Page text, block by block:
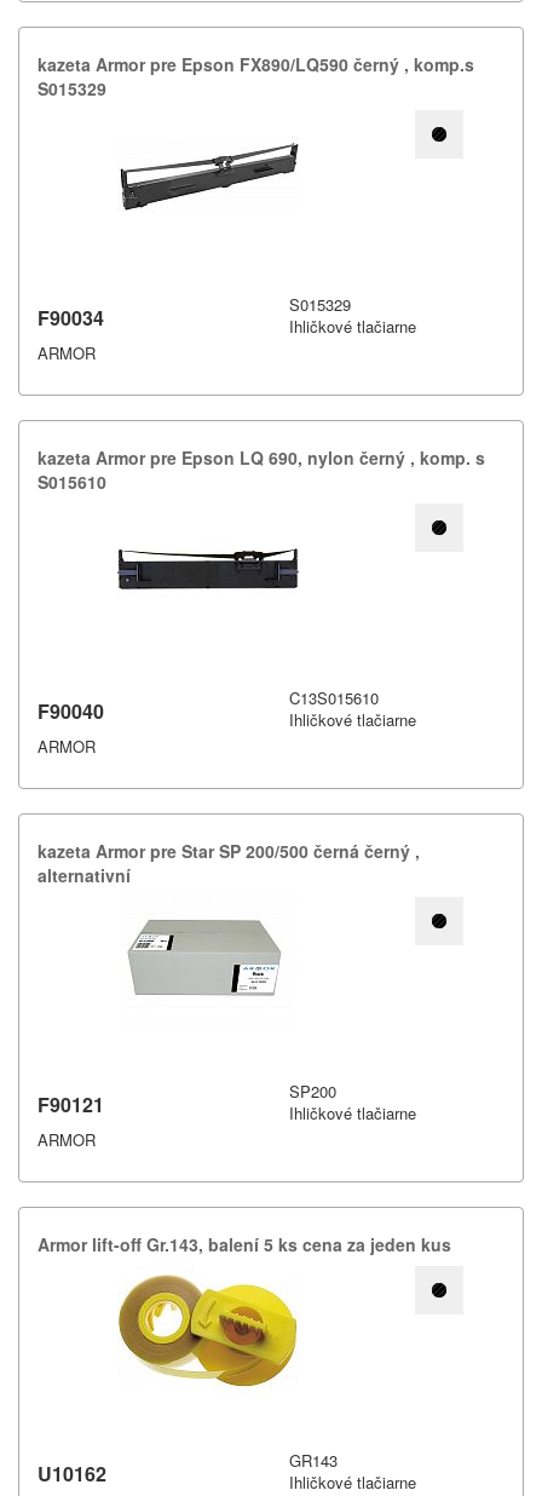
kazeta Armor pre Epson FX890/​LQ590 černý ,​ komp.​s
S015329
F90034
ARMOR
S015329
Ihličkové tlačiarne
kazeta Armor pre Epson LQ 690,​ nylon černý ,​ komp.​ s
S015610
F90040
ARMOR
C13S015610
Ihličkové tlačiarne
kazeta Armor pre Star SP 200/​500 černá černý ,​
alternativní
F90121
ARMOR
SP200
Ihličkové tlačiarne
Armor lift-​off Gr.​143,​ balení 5 ks cena za jeden kus
U10162
GR143
Ihličkové tlačiarne